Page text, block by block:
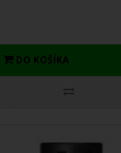
DO KOŠÍKA